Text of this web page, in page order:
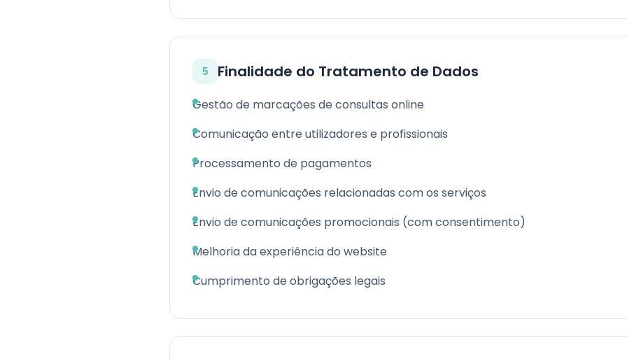
5 Finalidade do Tratamento de Dados
Gestão de marcações de consultas online
Comunicação entre utilizadores e profissionais
Processamento de pagamentos
Envio de comunicações relacionadas com os serviços
Envio de comunicações promocionais (com consentimento)
Melhoria da experiência do website
Cumprimento de obrigações legais